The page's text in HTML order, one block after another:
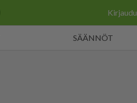
Kirjaudu
SÄÄNNÖT